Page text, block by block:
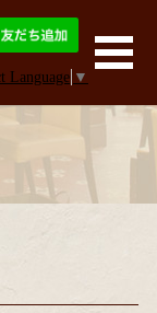
Language ▼
メ